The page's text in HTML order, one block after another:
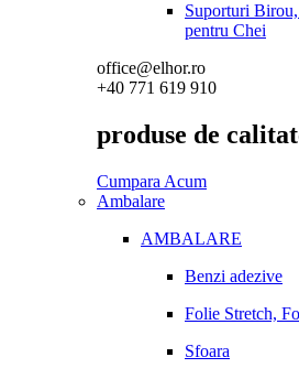
Suporturi
pentru Chei
office@elhor.ro
+40 771 619 910
produse de
Cumpara Acum
Ambalare
AMBALARE
Benzi adezive
Folie Stretch,
Sfoara